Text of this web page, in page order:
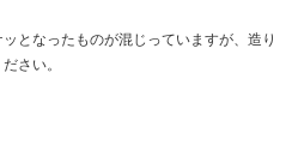
となったものが混じっていますが、造り
さい。